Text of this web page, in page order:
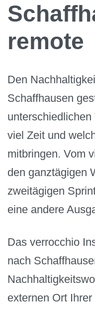
remote
Den
Schaffhausen
viel Zeit und
mitbringen. Vom
den ganztägigen
zweitägigen
eine andere
Das verrocchio
nach
externen Ort